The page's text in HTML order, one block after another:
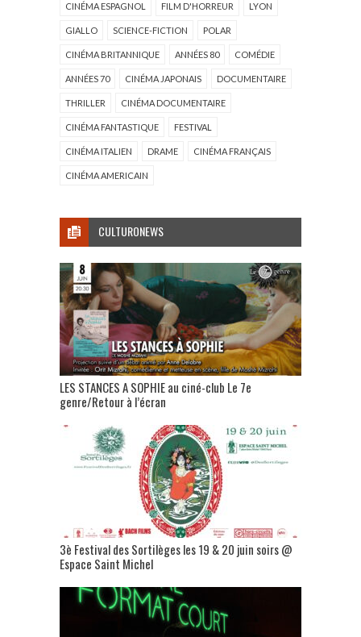
CINÉMA ESPAGNOL FILM D'HORREUR LYON
GIALLO SCIENCE-FICTION POLAR
CINÉMA BRITANNIQUE ANNÉES 80 COMÉDIE
ANNÉES 70 CINÉMA JAPONAIS DOCUMENTAIRE
THRILLER CINÉMA DOCUMENTAIRE
CINÉMA FANTASTIQUE FESTIVAL
CINÉMA ITALIEN DRAME CINÉMA FRANÇAIS
CINÉMA AMERICAIN
CULTURONEWS
LES STANCES A SOPHIE au ciné-club Le 7e
genre/Retour à l’écran
3è Festival des Sortilèges les 19 & 20 juin soirs @
Espace Saint Michel